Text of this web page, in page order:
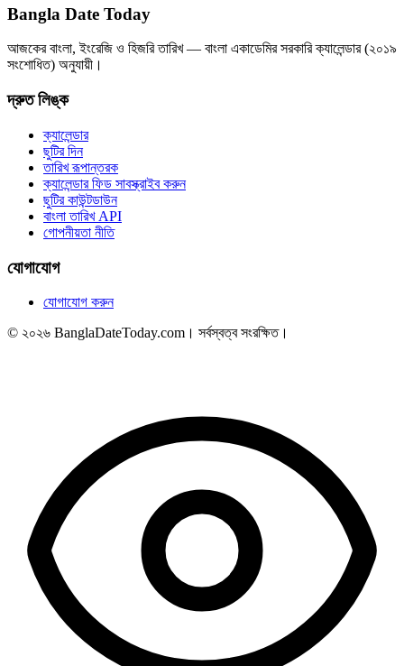
Bangla Date Today
আজকের বাংলা, ইংরেজি ও হিজরি তারিখ — বাংলা একাডেমির সরকারি ক্যালেন্ডার (২০১৯
সংশোধিত) অনুযায়ী।
দ্রুত লিঙ্ক
ক্যালেন্ডার
ছুটির দিন
তারিখ রূপান্তরক
ক্যালেন্ডার ফিড সাবস্ক্রাইব করুন
ছুটির কাউন্টডাউন
বাংলা তারিখ API
গোপনীয়তা নীতি
যোগাযোগ
যোগাযোগ করুন
© ২০২৬ BanglaDateToday.com। সর্বস্বত্ব সংরক্ষিত।